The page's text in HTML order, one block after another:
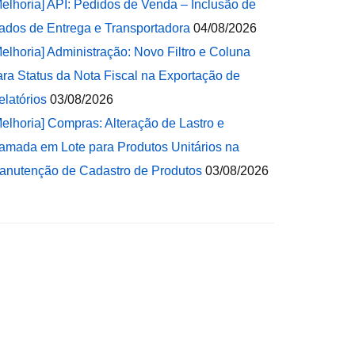
API: Pedidos de Venda – Inclusão de
de Entrega e Transportadora 04/08/2026
Administração: Novo Filtro e Coluna
Status da Nota Fiscal na Exportação de
03/08/2026
Compras: Alteração de Lastro e
em Lote para Produtos Unitários na
de Cadastro de Produtos 03/08/2026